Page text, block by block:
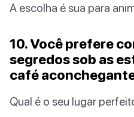
A escolha é sua para
10. Você prefere
segredos sob as
café
Qual é o seu lugar